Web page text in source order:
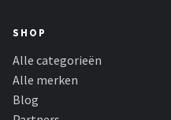
SHOP
Alle categorieën
Alle merken
Blog